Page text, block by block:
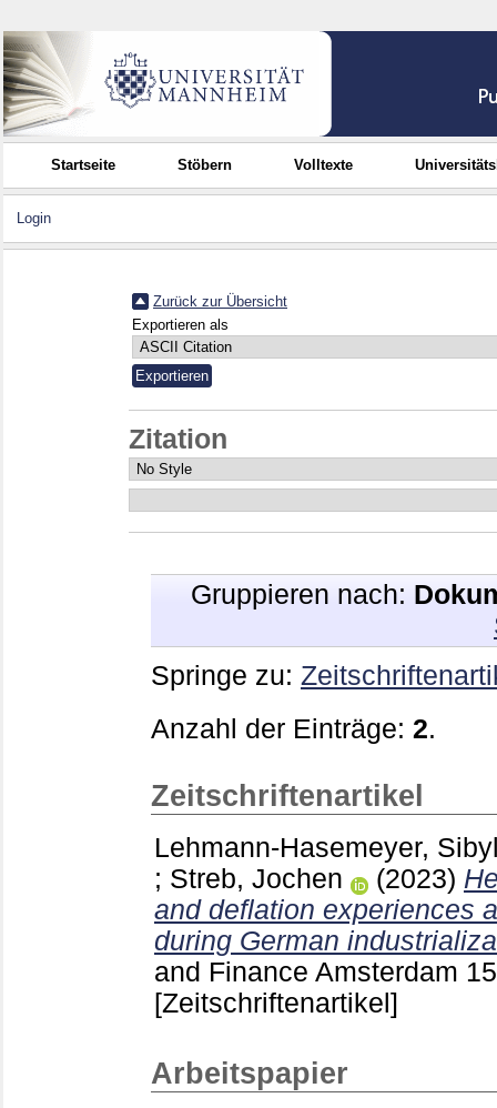
Startseite Stöbern Volltexte
Login
Zurück zur Übersicht
Exportieren als
Zitation
Gruppieren nach:
Springe zu:
Anzahl der Einträge: 2.
Zeitschriftenartikel
Lehmann-Hasemeyer,
; Streb, Jochen (2023)
and deflation experiences
during German
and Finance Amsterdam
[Zeitschriftenartikel]
Arbeitspapier